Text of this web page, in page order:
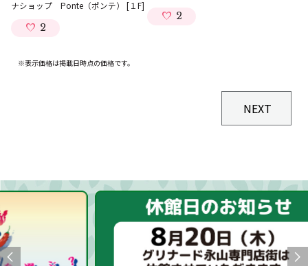
ナショップ Ponte（ポンテ） [１F]
2
2
※表示価格は掲載日時点の価格です。